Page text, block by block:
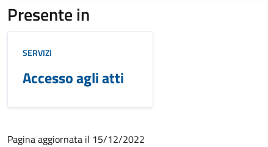
Presente in
SERVIZI
Accesso agli atti
Pagina aggiornata il 15/12/2022